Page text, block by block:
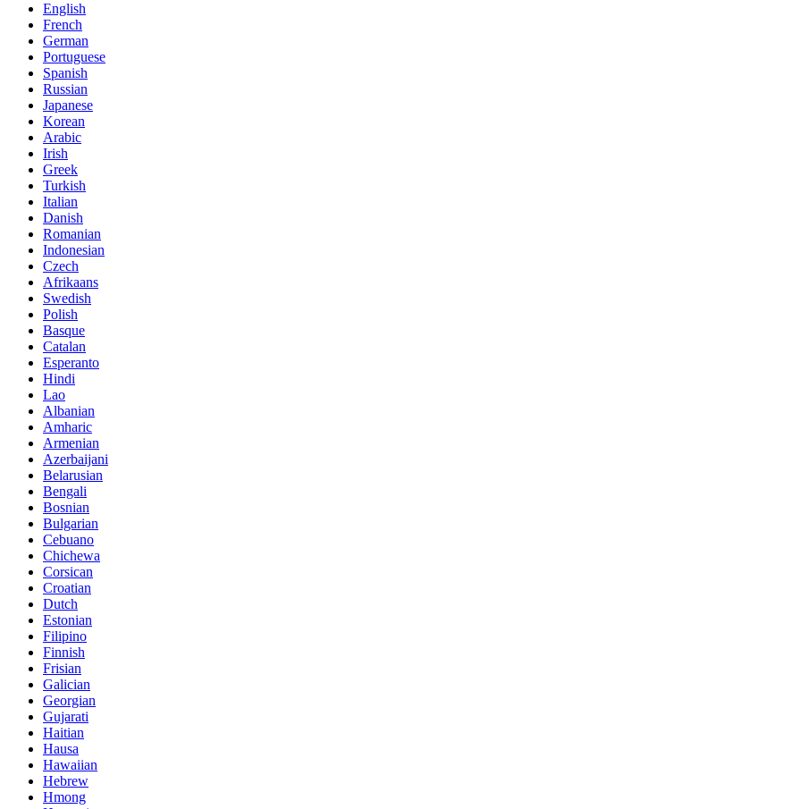
English
French
German
Portuguese
Spanish
Russian
Japanese
Korean
Arabic
Irish
Greek
Turkish
Italian
Danish
Romanian
Indonesian
Czech
Afrikaans
Swedish
Polish
Basque
Catalan
Esperanto
Hindi
Lao
Albanian
Amharic
Armenian
Azerbaijani
Belarusian
Bengali
Bosnian
Bulgarian
Cebuano
Chichewa
Corsican
Croatian
Dutch
Estonian
Filipino
Finnish
Frisian
Galician
Georgian
Gujarati
Haitian
Hausa
Hawaiian
Hebrew
Hmong